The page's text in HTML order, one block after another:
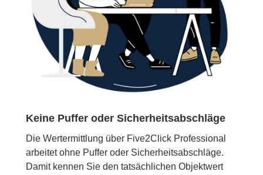
Keine Puffer oder Sicherheitsabschläge
Die Wertermittlung über Five2Click Professional
arbeitet ohne Puffer oder Sicherheitsabschläge.
Damit kennen Sie den tatsächlichen Objektwert